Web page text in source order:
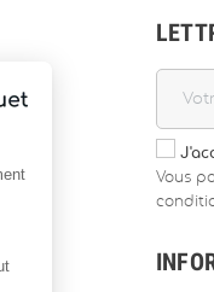
de
Vous